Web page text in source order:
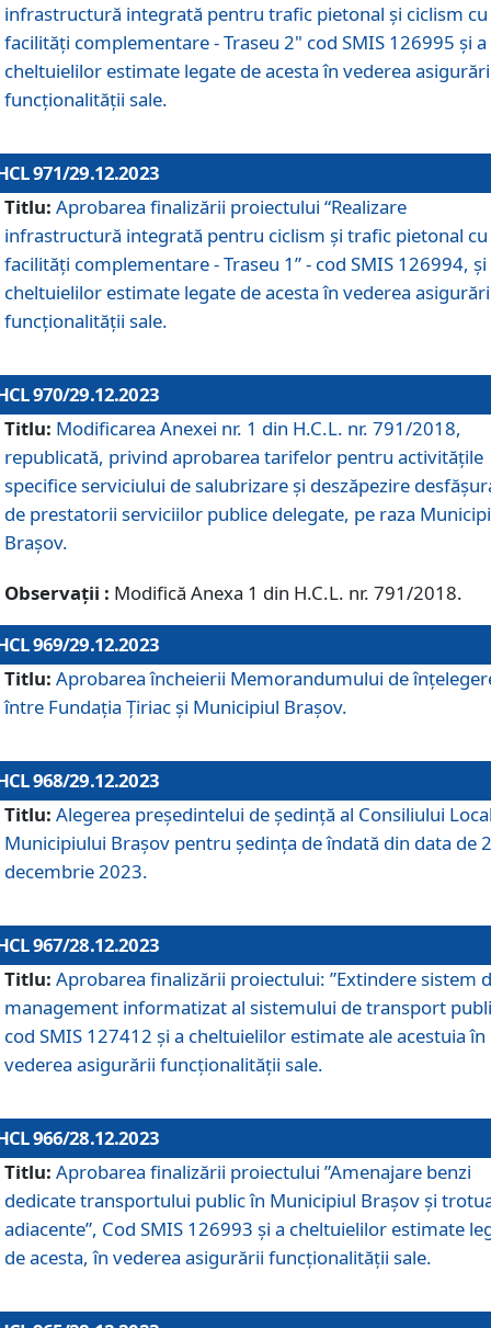
infrastructură integrată pentru trafic pietonal și ciclism cu
facilități complementare - Traseu 2" cod SMIS 126995 și a
cheltuielilor estimate legate de acesta în vederea
funcționalității sale.
971/29.12.2023
Titlu: Aprobarea finalizării proiectului “Realizare
infrastructură integrată pentru ciclism şi trafic pietonal cu
facilităţi complementare - Traseu 1” - cod SMIS 126994, și
cheltuielilor estimate legate de acesta în vederea
funcționalității sale.
970/29.12.2023
Titlu: Modificarea Anexei nr. 1 din H.C.L. nr. 791/2018,
republicată, privind aprobarea tarifelor pentru activitățile
specifice serviciului de salubrizare și deszăpezire
de prestatorii serviciilor publice delegate, pe raza
Brașov.
Observații : Modifică Anexa 1 din H.C.L. nr. 791/2018.
969/29.12.2023
Titlu: Aprobarea încheierii Memorandumului de
între Fundația Țiriac și Municipiul Brașov.
968/29.12.2023
Titlu: Alegerea preşedintelui de şedinţă al Consiliului
Municipiului Braşov pentru ședința de îndată din data de
decembrie 2023.
967/28.12.2023
Titlu: Aprobarea finalizării proiectului: ”Extindere sistem
management informatizat al sistemului de transport
cod SMIS 127412 și a cheltuielilor estimate ale acestuia în
vederea asigurării funcționalității sale.
966/28.12.2023
Titlu: Aprobarea finalizării proiectului ”Amenajare benzi
dedicate transportului public în Municipiul Brașov şi
adiacente”, Cod SMIS 126993 și a cheltuielilor estimate
de acesta, în vederea asigurării funcționalității sale.